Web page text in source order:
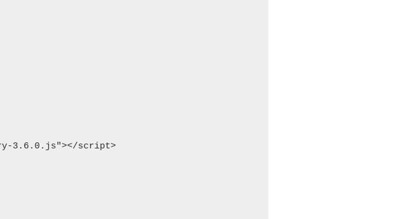
3.6.0.js"></script>